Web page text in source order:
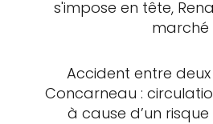
s'impose en tête,
marché
Accident entre
Concarneau :
à cause d’un risque